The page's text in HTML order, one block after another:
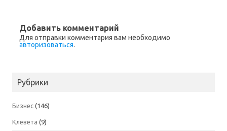
Добавить комментарий
Для отправки комментария вам необходимо
авторизоваться.
Рубрики
Бизнес (146)
Клевета (9)